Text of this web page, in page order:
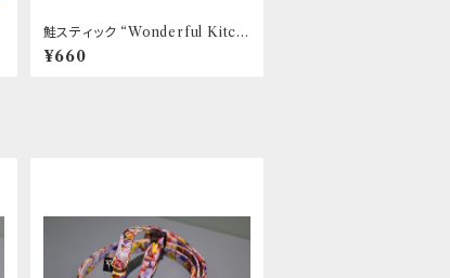
鮭スティック “Wonderful Kitch
en / (旧)P-ball”
¥660